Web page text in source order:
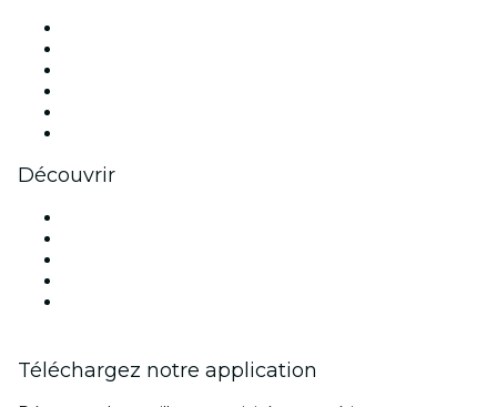
Découvrir
Téléchargez notre application